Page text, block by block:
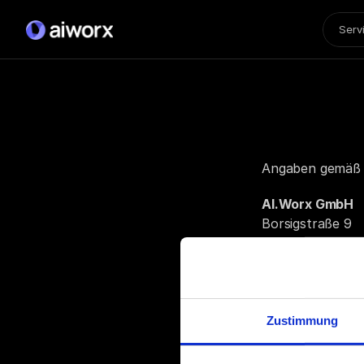
Zustimmung
Angaben
AI.Worx GmbH
Borsigstraße 9
Registergericht